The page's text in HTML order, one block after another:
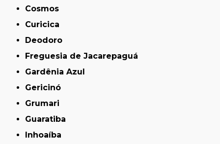
Cosmos
Curicica
Deodoro
Freguesia de Jacarepaguá
Gardênia Azul
Gericinó
Grumari
Guaratiba
Inhoaíba